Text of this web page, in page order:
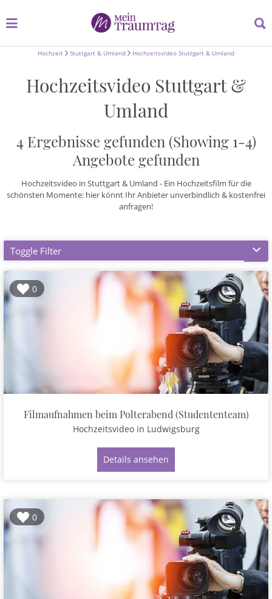
nach:
nach:
Hochzeit Stuttgart & Umland Hochzeitsvideo Stuttgart & Umland
Hochzeitsvideo Stuttgart &
Umland
4 Ergebnisse gefunden (Showing 1-4)
Angebote gefunden
Hochzeitsvideo in Stuttgart & Umland - Ein Hochzeitsfilm für die
schönsten Momente: hier könnt Ihr Anbieter unverbindlich & kostenfrei
anfragen!
Toggle Filter
0
Filmaufnahmen beim Polterabend (Studententeam)
Hochzeitsvideo in Ludwigsburg
Details ansehen
0